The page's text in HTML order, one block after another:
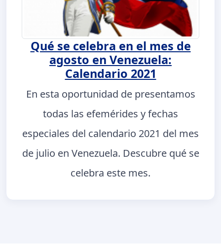
Qué se celebra en el mes de
agosto en Venezuela:
Calendario 2021
En esta oportunidad de presentamos
todas las efemérides y fechas
especiales del calendario 2021 del mes
de julio en Venezuela. Descubre qué se
celebra este mes.